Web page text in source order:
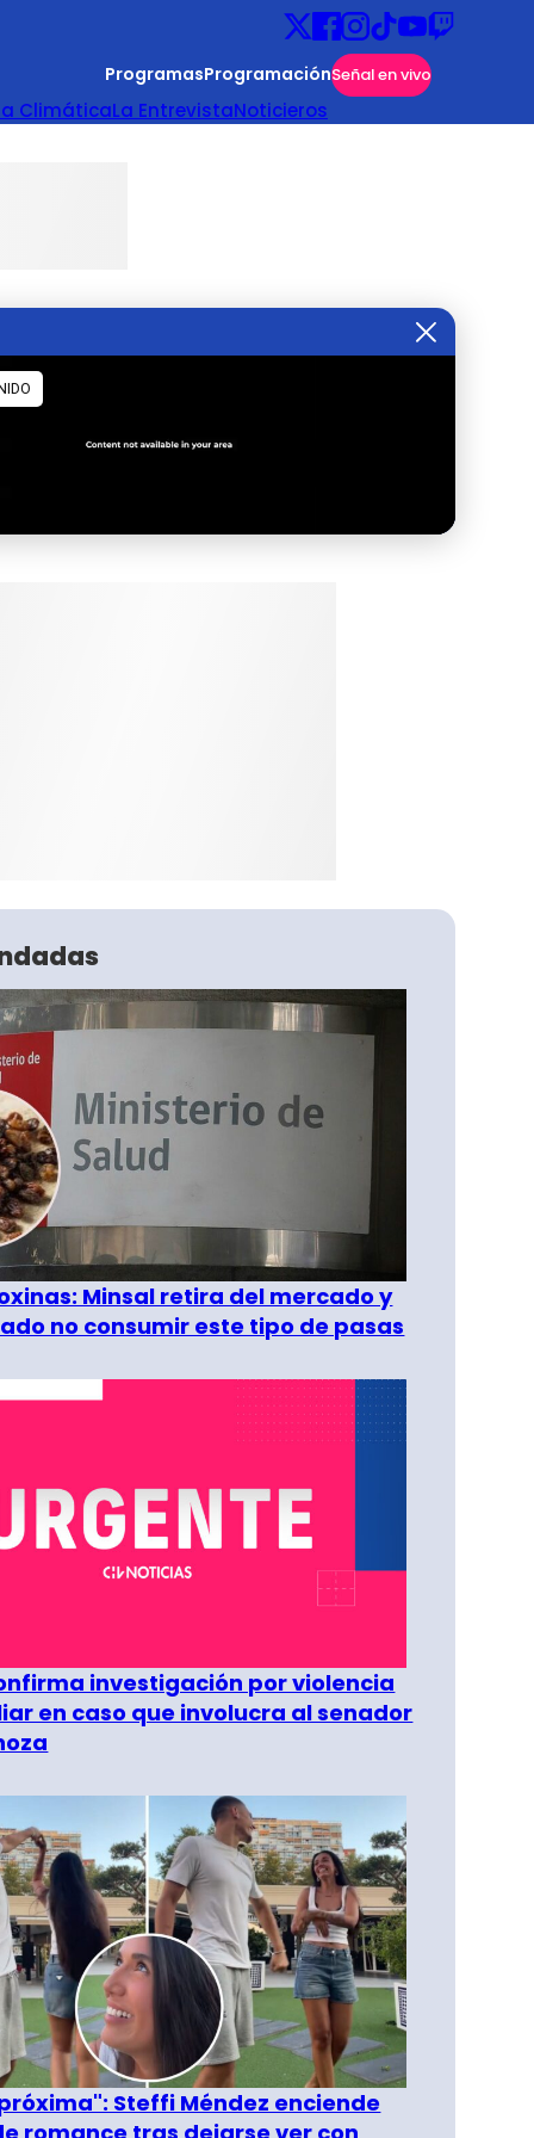
ProgramasProgramaciónSeñal en vivo
ClimáticaLa EntrevistaNoticieros
Minsal retira del mercado y
no consumir este tipo de pasas
investigación por violencia
en caso que involucra al senador
Steffi Méndez enciende